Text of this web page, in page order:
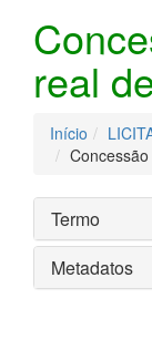
real
Início
Termo
Metadatos